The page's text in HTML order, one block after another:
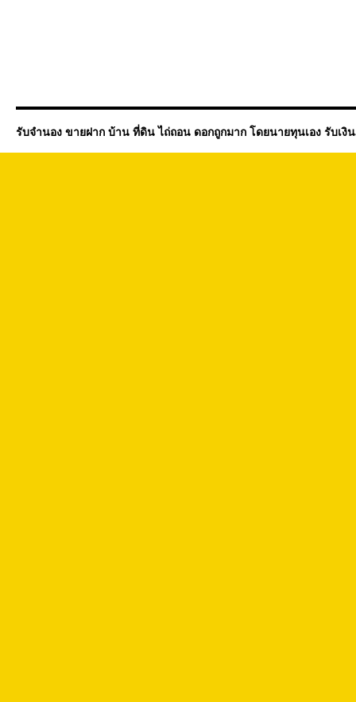
รับจำนอง ขายฝาก บ้าน ที่ดิน ไถ่ถอน ดอกถูกมาก โดยนายทุนเอง รับเงิ